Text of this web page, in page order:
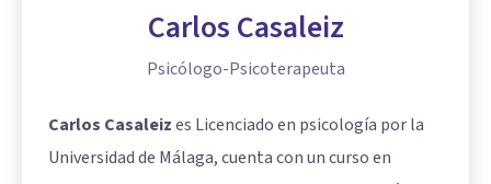
Carlos Casaleiz
Psicólogo-Psicoterapeuta
Carlos Casaleizes Licenciado en psicología por la
Universidad de Málaga, cuenta con un curso en